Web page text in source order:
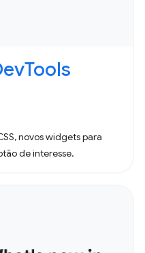
novos widgets para
de interesse.